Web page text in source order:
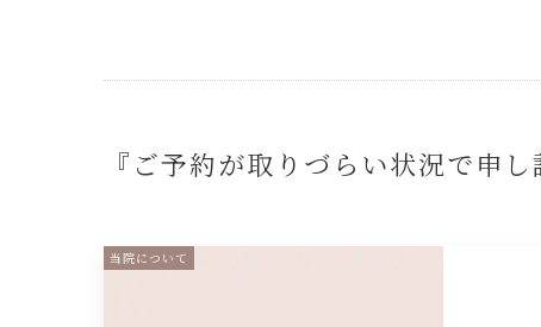
『ご予約が取りづらい状況で申
当院について